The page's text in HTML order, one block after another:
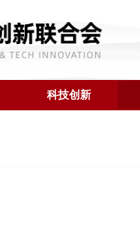
科技创新